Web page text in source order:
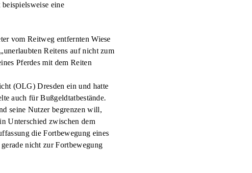
eine
vom Reitweg entfernten Wiese
Reitens auf nicht zum
Pferdes mit dem Reiten
(OLG) Dresden ein und hatte
auch für Bußgeldtatbestände.
seine Nutzer begrenzen will,
Unterschied zwischen dem
die Fortbewegung eines
nicht zur Fortbewegung